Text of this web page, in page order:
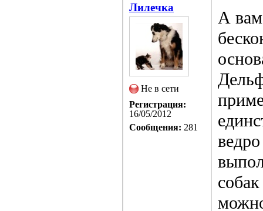
Лилечка
Не в сети
Регистрация:
16/05/2012
Сообщения: 281
А